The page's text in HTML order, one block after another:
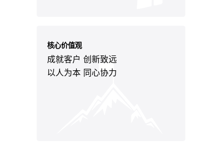
核心价值观
成就客户 创新致远
以人为本 同心协力